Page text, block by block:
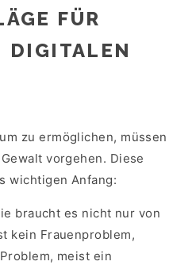
FÜR
DIGITALEN
zu ermöglichen, müssen
vorgehen. Diese
wichtigen Anfang:
braucht es nicht nur von
kein Frauenproblem,
meist ein